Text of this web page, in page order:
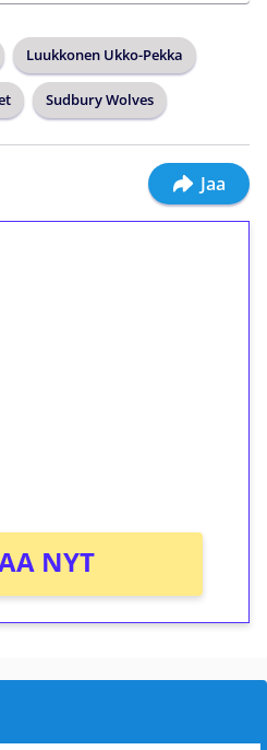
Luukkonen Ukko-Pekka
Sudbury Wolves
Jaa
NYT